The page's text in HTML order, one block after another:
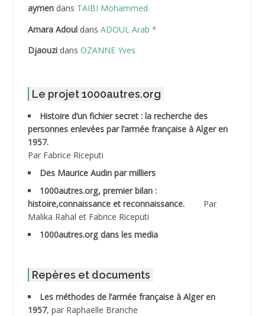
ABDELLI Mohamed
ABDELLI Mohamed *
ABDELMOUMENE Ahmed
ABDESMED Mohamed ben Kaddour
ABDESSELAMI Kouider
ABDESSLEM Ahmed dit le Coiffeur
ABDOUDOU
ABID Mohamed
ABNOUN Salah
aymendans TAIBI Mohammed
Amara Adouldans ADOUL Arab *
Djaouzidans OZANNE Yves
Le projet 1000autres.org
Histoire d’un fichier secret : la recherche des
personnes enlevées par l’armée française à Alger en
1957.
Par Fabrice Riceputi
Des Maurice Audin par milliers
1000autres.org, premier bilan :
histoire,connaissance et reconnaissance.
Par
Malika Rahal et Fabrice Riceputi
1000autres.org dans les media
Repères et documents
Les méthodes de l’armée française à Alger en
1957, par Raphaëlle Branche